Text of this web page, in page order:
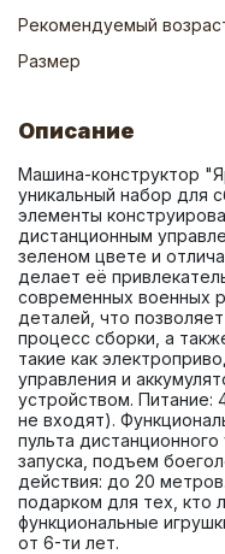
Рекомендуемый
Размер
Описание
Машина-конструктор
уникальный набор для
элементы
дистанционным
зеленом цвете и
делает её
современных военных
деталей, что
процесс сборки, а
такие как
управления и
устройством. Питание:
не входят).
пульта
запуска, подъем
действия: до 20
подарком для тех, кто
функциональные
от 6-ти лет.